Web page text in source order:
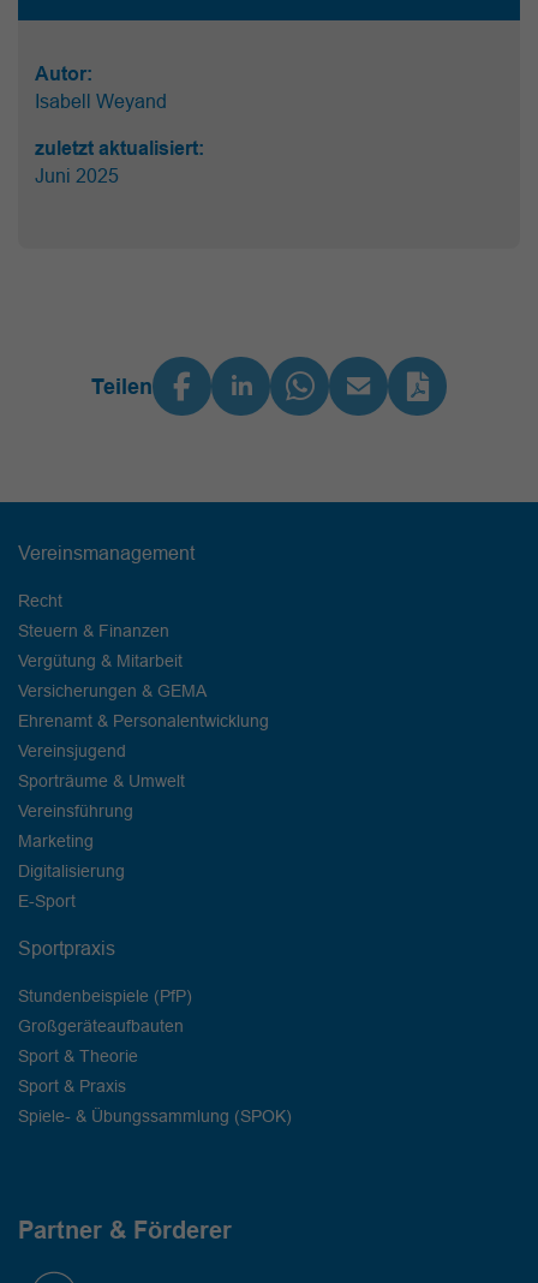
Autor:
Isabell Weyand
zuletzt aktualisiert:
Juni 2025
Teilen
Vereinsmanagement
Recht
Steuern & Finanzen
Vergütung & Mitarbeit
Versicherungen & GEMA
Ehrenamt & Personalentwicklung
Vereinsjugend
Sporträume & Umwelt
Vereinsführung
Marketing
Digitalisierung
E-Sport
Sportpraxis
Stundenbeispiele (PfP)
Großgeräteaufbauten
Sport & Theorie
Sport & Praxis
Spiele- & Übungssammlung (SPOK)
Partner & Förderer